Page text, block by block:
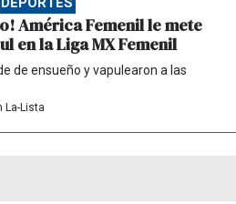
América Femenil le mete
en la Liga MX Femenil
de ensueño y vapulearon a las
La-Lista